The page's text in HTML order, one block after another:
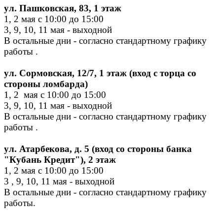
ул. Пашковская, 83, 1 этаж
1, 2 мая с 10:00 до 15:00
3, 9, 10, 11 мая - выходной
В остальные дни - согласно стандартному графику
работы .
ул. Сормовская, 12/7, 1 этаж (вход с торца со
стороны ломбарда)
1, 2 мая с 10:00 до 15:00
3, 9, 10, 11 мая - выходной
В остальные дни - согласно стандартному графику
работы .
ул. Атарбекова, д. 5 (вход со стороны банка
"Кубань Кредит"), 2 этаж
1, 2 мая с 10:00 до 15:00
3 , 9, 10, 11 мая - выходной
В остальные дни - согласно стандартному графику
работы.